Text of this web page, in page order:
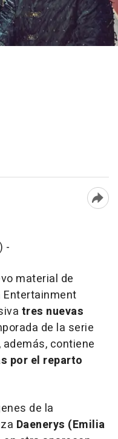
-
material de
Entertainment
tres nuevas
de la serie
contiene
por el reparto
de la
Daenerys (Emilia